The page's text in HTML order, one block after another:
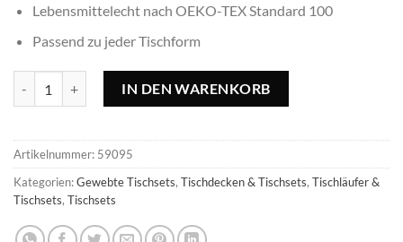
Lebensmittelecht nach OEKO-TEX Standard 100
Passend zu jeder Tischform
IN DEN WARENKORB
Artikelnummer: 59095
Kategorien:Gewebte Tischsets, Tischdecken & Tischsets, Tischläufer &
Tischsets, Tischsets